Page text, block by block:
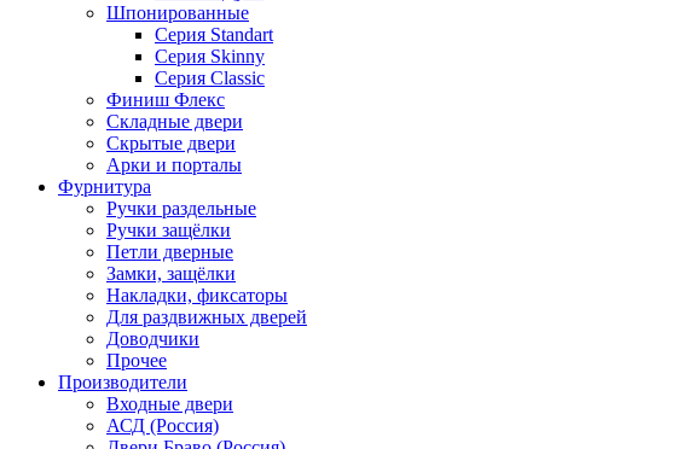
Шпонированные
Серия Standart
Серия Skinny
Серия Classic
Финиш Флекс
Складные двери
Скрытые двери
Арки и порталы
Фурнитура
Ручки раздельные
Ручки защёлки
Петли дверные
Замки, защёлки
Накладки, фиксаторы
Для раздвижных дверей
Доводчики
Прочее
Производители
Входные двери
АСД (Россия)